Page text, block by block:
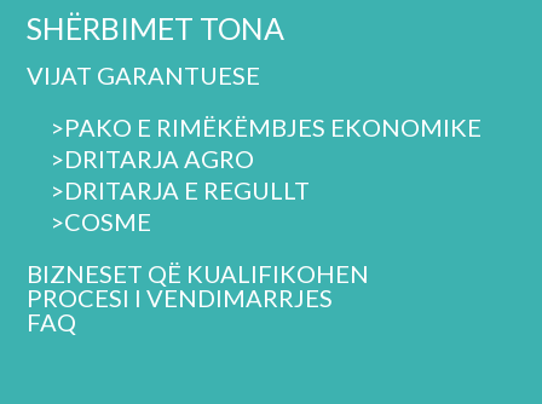
SHËRBIMET TONA
VIJAT GARANTUESE
>PAKO E RIMËKËMBJES EKONOMIKE
>DRITARJA AGRO
>DRITARJA E REGULLT
>COSME
BIZNESET QË KUALIFIKOHEN
PROCESI I VENDIMARRJES
FAQ